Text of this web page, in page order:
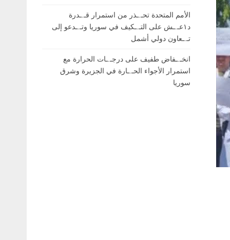
الأمم المتحدة تحـ.ـذر من استمرار قـ.ـدرة
د١عـ.ـش على التـ.ـكيف في سوريا وتـ.ـدعو إلى
تـ.ـعاون دولي أشمل
انخـ.ـفاض طفيف على درجـ.ـات الحرارة مع
استمرار الأجواء الحـ.ـارة في الجزيرة وشرق
سوريا